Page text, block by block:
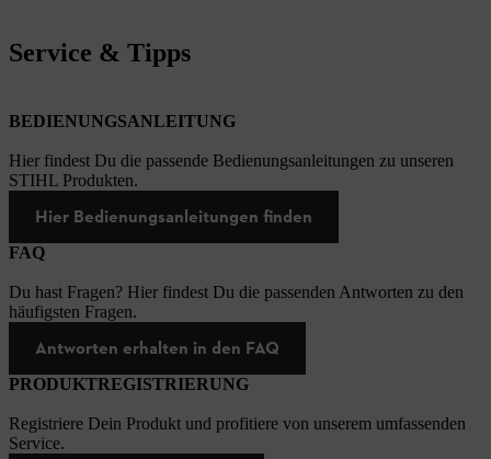
Service & Tipps
BEDIENUNGSANLEITUNG
Hier findest Du die passende Bedienungsanleitungen zu unseren
STIHL Produkten.
Hier Bedienungsanleitungen finden
FAQ
Du hast Fragen? Hier findest Du die passenden Antworten zu den
häufigsten Fragen.
Antworten erhalten in den FAQ
PRODUKTREGISTRIERUNG
Registriere Dein Produkt und profitiere von unserem umfassenden
Service.